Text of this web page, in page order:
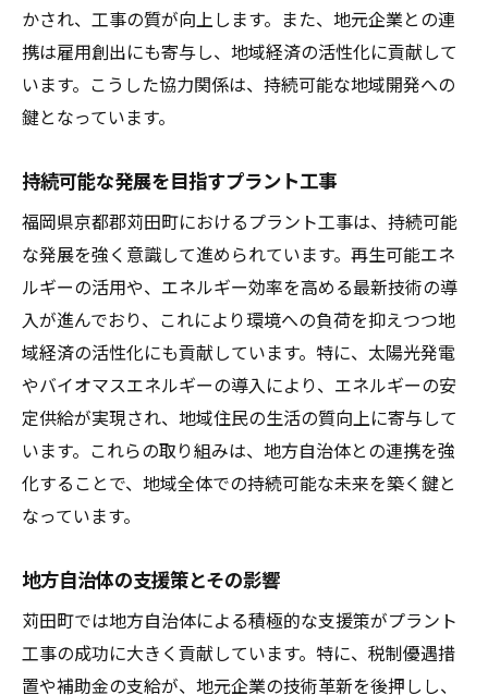
革新的技術導入の具体例
環境配慮型工事の実践事例
プロジェクト完了までの道のり
プラント工事が苅田町の未来をどう変えるのか
経済成長に寄与する可能性
持続可能な地域社会への移行
インフラ整備とその効果
イノベーションを生む土壌づくり
将来の課題とその解決策
かされ、工事の質が向上します。また、地元企業との連
携は雇用創出にも寄与し、地域経済の活性化に貢献して
います。こうした協力関係は、持続可能な地域開発への
鍵となっています。
持続可能な発展を目指すプラント工事
福岡県京都郡苅田町におけるプラント工事は、持続可能
な発展を強く意識して進められています。再生可能エネ
ルギーの活用や、エネルギー効率を高める最新技術の導
入が進んでおり、これにより環境への負荷を抑えつつ地
域経済の活性化にも貢献しています。特に、太陽光発電
やバイオマスエネルギーの導入により、エネルギーの安
定供給が実現され、地域住民の生活の質向上に寄与して
います。これらの取り組みは、地方自治体との連携を強
化することで、地域全体での持続可能な未来を築く鍵と
なっています。
地方自治体の支援策とその影響
苅田町では地方自治体による積極的な支援策がプラント
工事の成功に大きく貢献しています。特に、税制優遇措
置や補助金の支給が、地元企業の技術革新を後押しし、